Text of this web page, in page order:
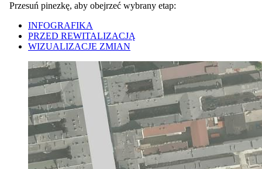
Przesuń pinezkę, aby obejrzeć wybrany etap:
INFOGRAFIKA
PRZED REWITALIZACJĄ
WIZUALIZACJE ZMIAN